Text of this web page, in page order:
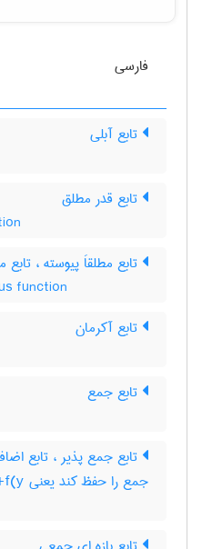
فارسی
تابع آبلی
تابع قدر مطلق
تابع مطلقاَ پیوسته ، تابع
function
تابع آکرمان
تابع جمع
جمع را حفظ کند یعنی f(x+y)f(x)+f(y ، تابع جمعی